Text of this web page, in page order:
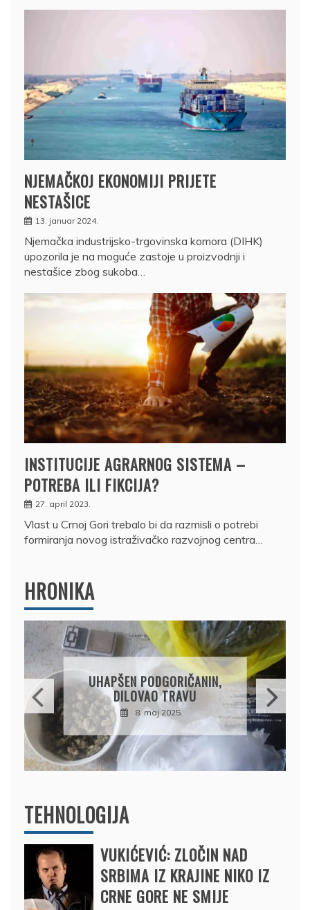
NJEMAČKOJ EKONOMIJI PRIJETE
NESTAŠICE
13. januar 2024.
Njemačka industrijsko-trgovinska komora (DIHK)
upozorila je na moguće zastoje u proizvodnji i
nestašice zbog sukoba…
INSTITUCIJE AGRARNOG SISTEMA –
POTREBA ILI FIKCIJA?
27. april 2023.
Vlast u Crnoj Gori trebalo bi da razmisli o potrebi
formiranja novog istraživačko razvojnog centra…
HRONIKA
TRAVU
2025.
DRŽAVLJANIN
OSUMNJIČEN DA
PRODAO TUĐI
DRŽAVU
BRODOM
12. februar 2025.
TEHNOLOGIJA
VUKIĆEVIĆ: ZLOČIN NAD
SRBIMA IZ KRAJINE NIKO IZ
CRNE GORE NE SMIJE